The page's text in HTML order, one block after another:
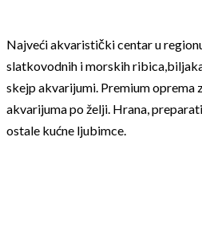
Najveći akvaristički centar u
slatkovodnih i morskih
skejp akvarijumi. Premium oprema
akvarijuma po želji. Hrana,
ostale kućne ljubimce.